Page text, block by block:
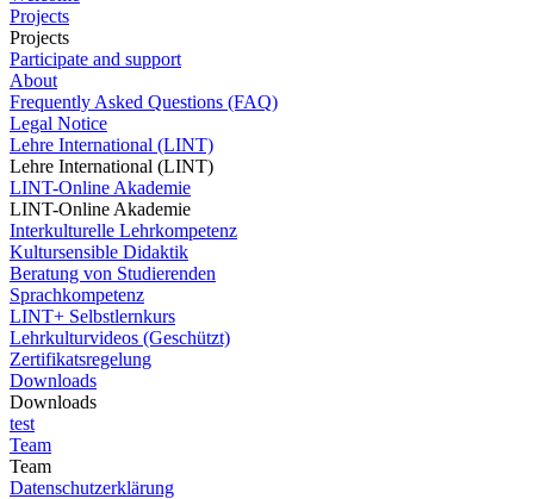
Projects
Projects
Participate and support
About
Frequently Asked Questions (FAQ)
Legal Notice
Lehre International (LINT)
Lehre International (LINT)
LINT-Online Akademie
LINT-Online Akademie
Interkulturelle Lehrkompetenz
Kultursensible Didaktik
Beratung von Studierenden
Sprachkompetenz
LINT+ Selbstlernkurs
Lehrkulturvideos (Geschützt)
Zertifikatsregelung
Downloads
Downloads
test
Team
Team
Datenschutzerklärung